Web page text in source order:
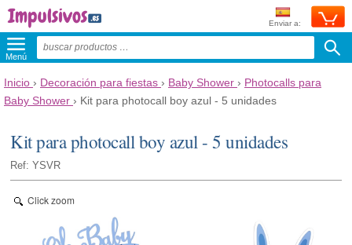
Enviar a:
Menú
Inicio › Decoración para fiestas › Baby Shower › Photocalls para
Baby Shower › Kit para photocall boy azul - 5 unidades
Kit para photocall boy azul - 5 unidades
Ref: YSVR
Click zoom